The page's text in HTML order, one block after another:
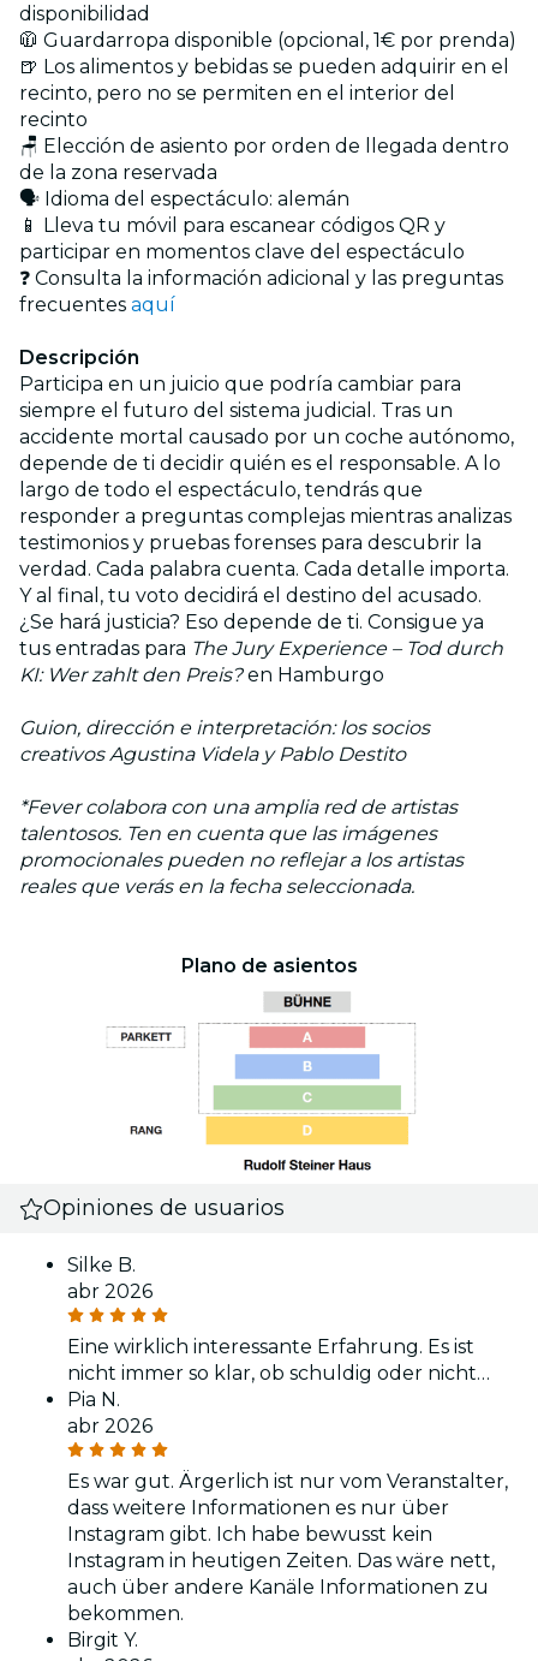
disponibilidad
🧥 Guardarropa disponible (opcional, 1€ por prenda)
🍺 Los alimentos y bebidas se pueden adquirir en el
recinto, pero no se permiten en el interior del
recinto
🪑 Elección de asiento por orden de llegada dentro
de la zona reservada
🗣️ Idioma del espectáculo: alemán
📱 Lleva tu móvil para escanear códigos QR y
participar en momentos clave del espectáculo
❓ Consulta la información adicional y las preguntas
frecuentes aquí
Descripción
Participa en un juicio que podría cambiar para
siempre el futuro del sistema judicial. Tras un
accidente mortal causado por un coche autónomo,
depende de ti decidir quién es el responsable. A lo
largo de todo el espectáculo, tendrás que
responder a preguntas complejas mientras analizas
testimonios y pruebas forenses para descubrir la
verdad. Cada palabra cuenta. Cada detalle importa.
Y al final, tu voto decidirá el destino del acusado.
¿Se hará justicia? Eso depende de ti. Consigue ya
tus entradas para The Jury Experience – Tod durch
KI: Wer zahlt den Preis?en Hamburgo
Guion, dirección e interpretación: los socios
creativos Agustina Videla y Pablo Destito
*Fever colabora con una amplia red de artistas
talentosos. Ten en cuenta que las imágenes
promocionales pueden no reflejar a los artistas
reales que verás en la fecha seleccionada.
Plano de asientos
Opiniones de usuarios
Silke B.
abr 2026
Eine wirklich interessante Erfahrung. Es ist
nicht immer so klar, ob schuldig oder nicht…
Pia N.
abr 2026
Es war gut. Ärgerlich ist nur vom Veranstalter,
dass weitere Informationen es nur über
Instagram gibt. Ich habe bewusst kein
Instagram in heutigen Zeiten. Das wäre nett,
auch über andere Kanäle Informationen zu
bekommen.
Birgit Y.